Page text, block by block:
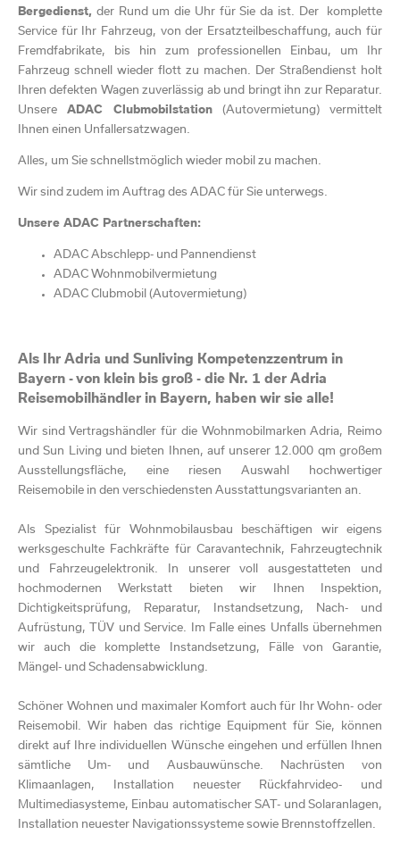
Bergedienst, der Rund um die Uhr für Sie da ist. Der komplette
Service für Ihr Fahrzeug, von der Ersatzteilbeschaffung, auch für
Fremdfabrikate, bis hin zum professionellen Einbau, um Ihr
Fahrzeug schnell wieder flott zu machen. Der Straßendienst holt
Ihren defekten Wagen zuverlässig ab und bringt ihn zur Reparatur.
Unsere ADAC Clubmobilstation (Autovermietung) vermittelt
Ihnen einen Unfallersatzwagen.
Alles, um Sie schnellstmöglich wieder mobil zu machen.
Wir sind zudem im Auftrag des ADAC für Sie unterwegs.
Unsere ADAC Partnerschaften:
ADAC Abschlepp- und Pannendienst
ADAC Wohnmobilvermietung
ADAC Clubmobil (Autovermietung)
Als Ihr Adria und Sunliving Kompetenzzentrum in
Bayern - von klein bis groß - die Nr. 1 der Adria
Reisemobilhändler in Bayern, haben wir sie alle!
Wir sind Vertragshändler für die Wohnmobilmarken Adria, Reimo
und Sun Living und bieten Ihnen, auf unserer 12.000 qm großem
Ausstellungsfläche, eine riesen Auswahl hochwertiger
Reisemobile in den verschiedensten Ausstattungsvarianten an.
Als Spezialist für Wohnmobilausbau beschäftigen wir eigens
werksgeschulte Fachkräfte für Caravantechnik, Fahrzeugtechnik
und Fahrzeugelektronik. In unserer voll ausgestatteten und
hochmodernen Werkstatt bieten wir Ihnen Inspektion,
Dichtigkeitsprüfung, Reparatur, Instandsetzung, Nach- und
Aufrüstung, TÜV und Service. Im Falle eines Unfalls übernehmen
wir auch die komplette Instandsetzung, Fälle von Garantie,
Mängel- und Schadensabwicklung.
Schöner Wohnen und maximaler Komfort auch für Ihr Wohn- oder
Reisemobil. Wir haben das richtige Equipment für Sie, können
direkt auf Ihre individuellen Wünsche eingehen und erfüllen Ihnen
sämtliche Um- und Ausbauwünsche. Nachrüsten von
Klimaanlagen, Installation neuester Rückfahrvideo- und
Multimediasysteme, Einbau automatischer SAT- und Solaranlagen,
Installation neuester Navigationssysteme sowie Brennstoffzellen.